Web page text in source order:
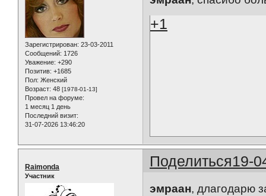
Зарегистрирован: 23-03-2011
Сообщений: 1726
Уважение: +290
Позитив: +1685
Пол: Женский
Возраст: 48 [1978-01-13]
Провел на форуме:
1 месяц 1 день
Последний визит:
31-07-2026 13:46:20
+1
Поделиться19-
Raimonda
Участник
эмраан, длагодарю